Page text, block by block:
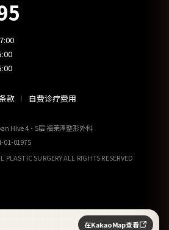
款 自费诊疗费用
Hive 4·5层 福莱泽整形外科
01-01975
SURGERY ALL RIGHTS RESERVED
在KakaoMap查看